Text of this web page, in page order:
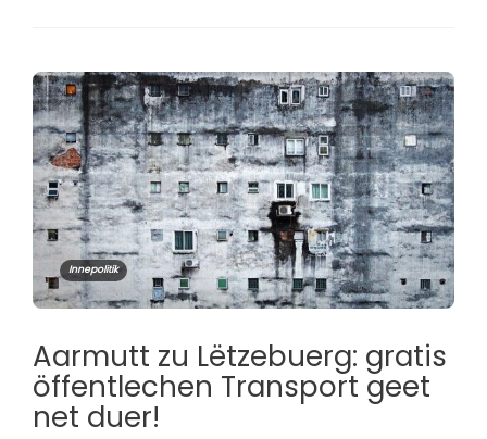
Innepolitik
Aarmutt zu Lëtzebuerg: gratis
öffentlechen Transport geet
net duer!